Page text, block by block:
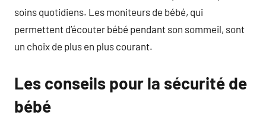
soins quotidiens. Les moniteurs de bébé, qui
permettent d’écouter bébé pendant son sommeil, sont
un choix de plus en plus courant.
Les conseils pour la sécurité de
bébé